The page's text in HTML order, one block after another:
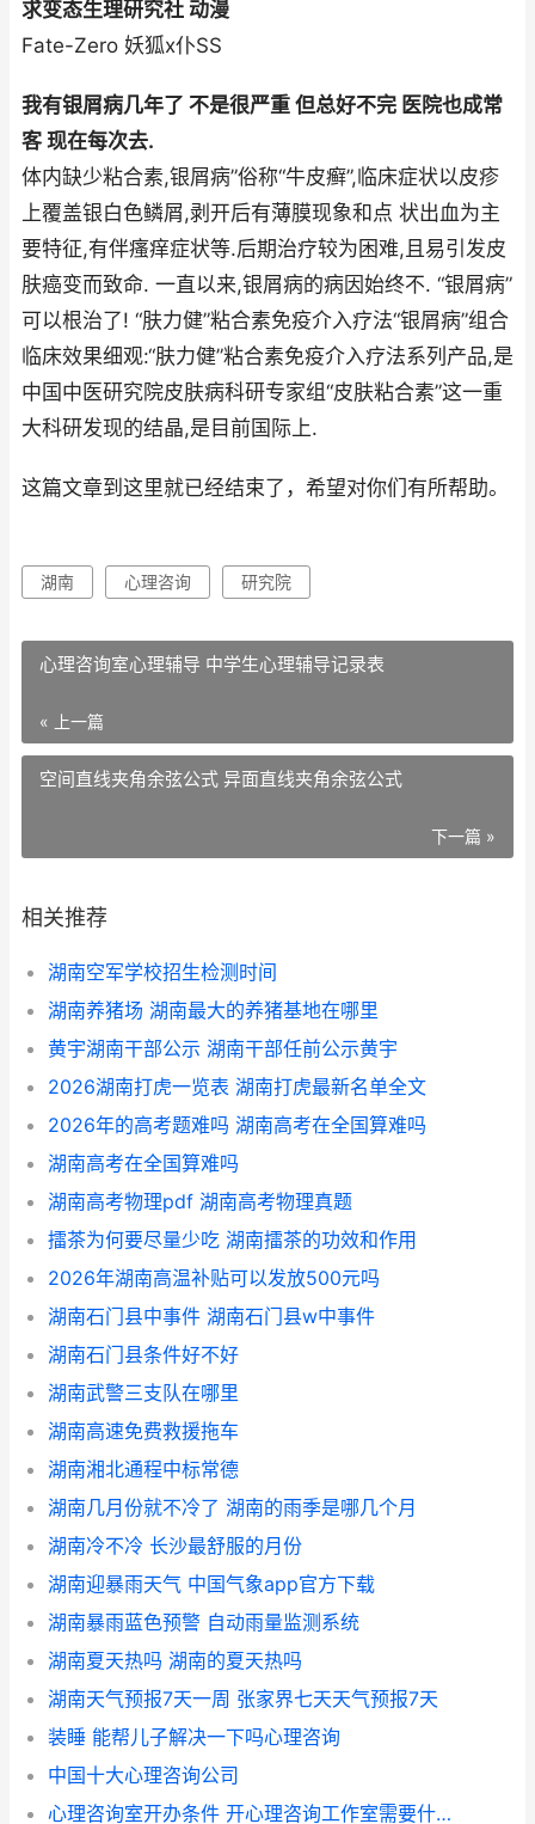
求变态生理研究社 动漫
Fate-Zero 妖狐x仆SS
我有银屑病几年了 不是很严重 但总好不完 医院也成常
客 现在每次去.
体内缺少粘合素,银屑病”俗称“牛皮癣”,临床症状以皮疹
上覆盖银白色鳞屑,剥开后有薄膜现象和点 状出血为主
要特征,有伴瘙痒症状等.后期治疗较为困难,且易引发皮
肤癌变而致命. 一直以来,银屑病的病因始终不. “银屑病”
可以根治了! “肤力健”粘合素免疫介入疗法“银屑病”组合
临床效果细观:“肤力健”粘合素免疫介入疗法系列产品,是
中国中医研究院皮肤病科研专家组“皮肤粘合素”这一重
大科研发现的结晶,是目前国际上.
这篇文章到这里就已经结束了，希望对你们有所帮助。
湖南 心理咨询 研究院
心理咨询室心理辅导 中学生心理辅导记录表
« 上一篇
空间直线夹角余弦公式 异面直线夹角余弦公式
下一篇 »
相关推荐
湖南空军学校招生检测时间
湖南养猪场 湖南最大的养猪基地在哪里
黄宇湖南干部公示 湖南干部任前公示黄宇
2026湖南打虎一览表 湖南打虎最新名单全文
2026年的高考题难吗 湖南高考在全国算难吗
湖南高考在全国算难吗
湖南高考物理pdf 湖南高考物理真题
擂茶为何要尽量少吃 湖南擂茶的功效和作用
2026年湖南高温补贴可以发放500元吗
湖南石门县中事件 湖南石门县w中事件
湖南石门县条件好不好
湖南武警三支队在哪里
湖南高速免费救援拖车
湖南湘北通程中标常德
湖南几月份就不冷了 湖南的雨季是哪几个月
湖南冷不冷 长沙最舒服的月份
湖南迎暴雨天气 中国气象app官方下载
湖南暴雨蓝色预警 自动雨量监测系统
湖南夏天热吗 湖南的夏天热吗
湖南天气预报7天一周 张家界七天天气预报7天
装睡 能帮儿子解决一下吗心理咨询
中国十大心理咨询公司
心理咨询室开办条件 开心理咨询工作室需要什么条件